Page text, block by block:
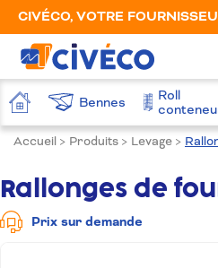
CIVÉCO, VOTRE
Accueil Bennes
Roll
Accueil > Produits > Levage >
Rallonges de
Prix sur demande